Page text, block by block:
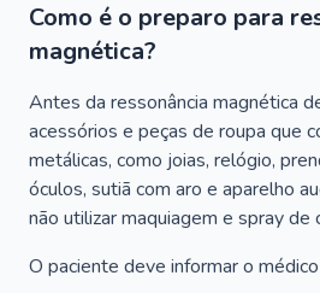
Como é o preparo para
magnética?
Antes da ressonância magnética
acessórios e peças de roupa que
metálicas, como joias, relógio,
óculos, sutiã com aro e aparelho
não utilizar maquiagem e spray de
O paciente deve informar o